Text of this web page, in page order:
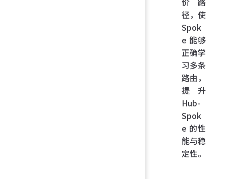
径，使
Spok
e 能够
正确学
习多条
路由，
提升
Hub-
Spok
e 的性
能与稳
定性。